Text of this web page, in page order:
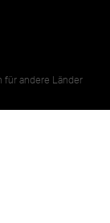
für andere Länder